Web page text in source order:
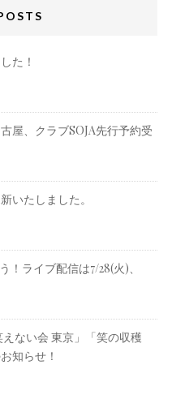
た！
屋、クラブSOJA先行予約受
いたしました。
！ライブ配信は7/28(火)、
えない会 東京」「笑の収穫
知らせ！